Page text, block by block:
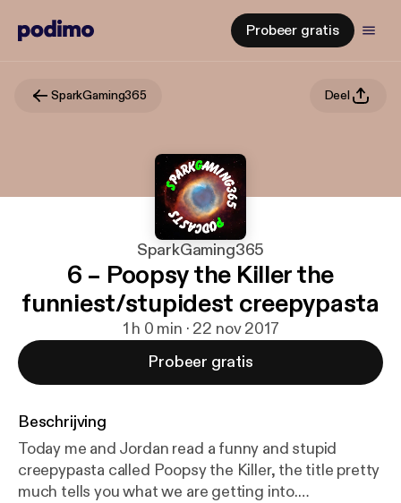
Probeer gratis
SparkGaming365 Deel
SparkGaming365
6 – Poopsy the Killer the
funniest/stupidest creepypasta
1 h 0 min · 22 nov 2017
Probeer gratis
Beschrijving
Today me and Jordan read a funny and stupid
creepypasta called Poopsy the Killer, the title pretty
much tells you what we are getting into.